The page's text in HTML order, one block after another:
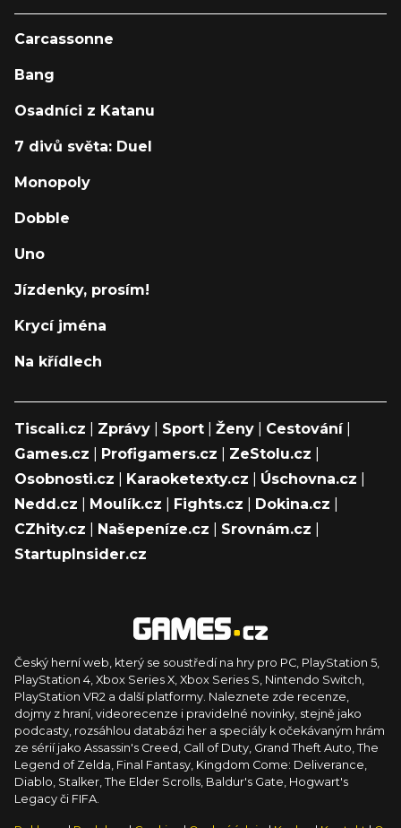
Carcassonne
Bang
Osadníci z Katanu
7 divů světa: Duel
Monopoly
Dobble
Uno
Jízdenky, prosím!
Krycí jména
Na křídlech
Tiscali.cz Zprávy Sport Ženy Cestování|
Games.cz
Profigamers.cz ZeStolu.cz
Osobnosti.cz
Karaoketexty.cz Úschovna.cz
Nedd.cz
Moulík.cz Fights.cz Dokina.cz
CZhity.cz
Našepeníze.cz Srovnám.cz
StartupInsider.cz
Český herní web, který se soustředí na hry pro PC, PlayStation 5,
PlayStation 4, Xbox Series X, Xbox Series S, Nintendo Switch,
PlayStation VR2 a další platformy. Naleznete zde recenze,
dojmy z hraní, videorecenze i pravidelné novinky, stejně jako
podcasty, rozsáhlou databázi her a speciály k očekávaným hrám
ze sérií jako Assassin's Creed, Call of Duty, Grand Theft Auto, The
Legend of Zelda, Final Fantasy, Kingdom Come: Deliverance,
Diablo, Stalker, The Elder Scrolls, Baldur's Gate, Hogwart's
Legacy či FIFA.